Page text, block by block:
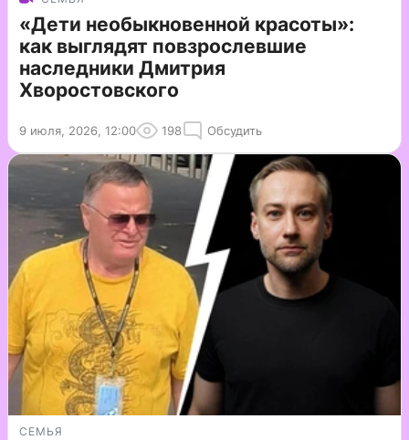
«Дети необыкновенной красоты»:
как выглядят повзрослевшие
наследники Дмитрия
Хворостовского
9 июля, 2026, 12:00 198 Обсудить
СЕМЬЯ